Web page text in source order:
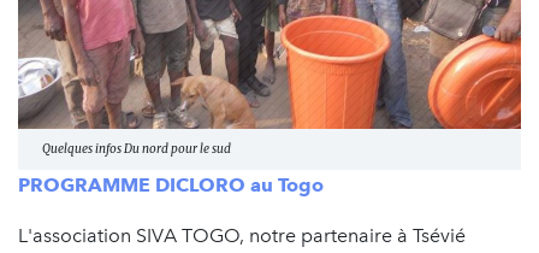
Quelques infos Du nord pour le sud
PROGRAMME DICLORO au Togo
L'association SIVA TOGO, notre partenaire à Tsévié